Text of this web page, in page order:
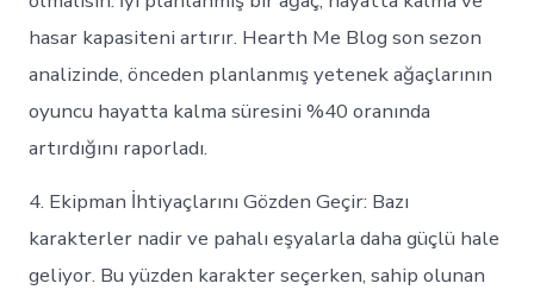
hasar kapasiteni artırır. Hearth Me Blog son sezon
analizinde, önceden planlanmış yetenek ağaçlarının
oyuncu hayatta kalma süresini %40 oranında
artırdığını raporladı.
4. Ekipman İhtiyaçlarını Gözden Geçir: Bazı
karakterler nadir ve pahalı eşyalarla daha güçlü hale
geliyor. Bu yüzden karakter seçerken, sahip olunan